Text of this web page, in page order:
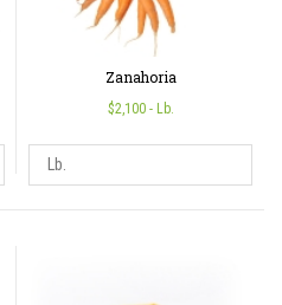
Zanahoria
$2,100 - Lb.